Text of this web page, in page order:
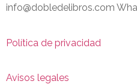
info@dobledelibros.com
Política de privacidad
Avisos legales